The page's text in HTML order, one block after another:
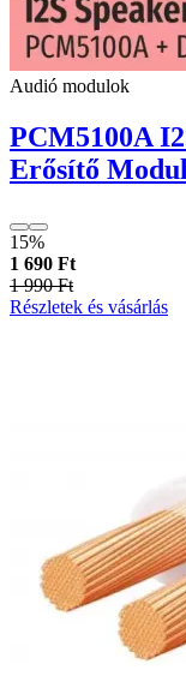
Audió modulok
PCM5100A
Erősítő Modul
15%
1 690 Ft
1 990 Ft
Részletek és vásárlás